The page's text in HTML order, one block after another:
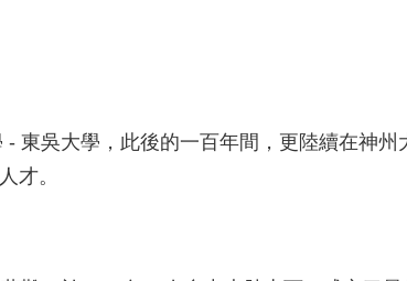
吳大學，此後的一百年間，更陸續在神州
才。